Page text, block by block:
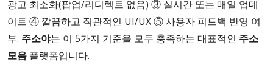
광고 최소화(팝업/리디렉트 없음) ③ 실시간 또는 매일 업데
이트 ④ 깔끔하고 직관적인 UI/UX ⑤ 사용자 피드백 반영 여
부. 주소야는 이 5가지 기준을 모두 충족하는 대표적인 주소
모음 플랫폼입니다.